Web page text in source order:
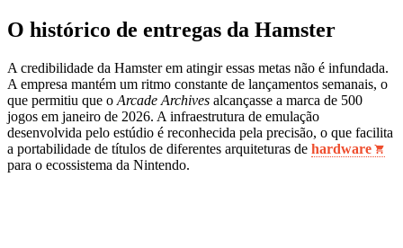
O histórico de entregas da Hamster
A credibilidade da Hamster em atingir essas metas não é infundada.
A empresa mantém um ritmo constante de lançamentos semanais, o
que permitiu que o Arcade Archives alcançasse a marca de 500
jogos em janeiro de 2026. A infraestrutura de emulação
desenvolvida pelo estúdio é reconhecida pela precisão, o que facilita
a portabilidade de títulos de diferentes arquiteturas de hardware
para o ecossistema da Nintendo.